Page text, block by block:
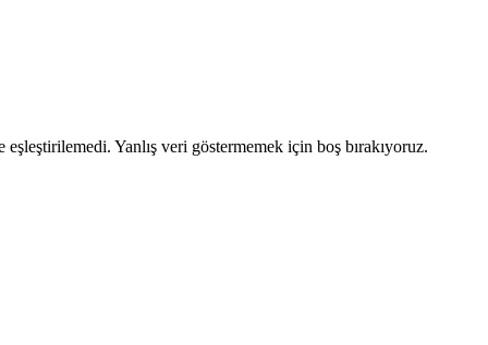
Yanlış veri göstermemek için boş bırakıyoruz.